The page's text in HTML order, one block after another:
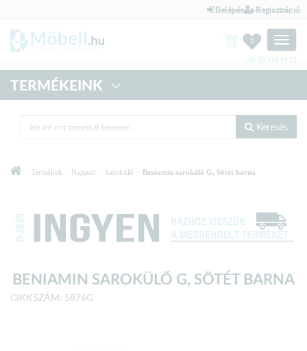
Belépés Regisztráció
Toggle
0
+36 20 318 8122
TERMÉKEINK
Keresés
Termékek Nappali Sarokülő Beniamin sarokülő G, Sötét barna
BENIAMIN SAROKÜLŐ G, SÖTÉT BARNA
CIKKSZÁM: 5876G